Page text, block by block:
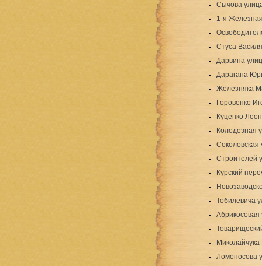
Сычова
1-я
Стуса
Дарвина
Дарагана
Железняка
Горовенко
Куценко
Колодезная
Соколовская
Строителей
Курский
Тобилевича
Абрикосовая
Ломоносова